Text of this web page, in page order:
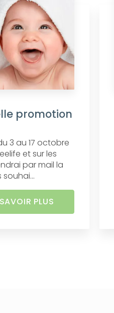
promotion
3 au 17 octobre
et sur les
par mail la
PLUS